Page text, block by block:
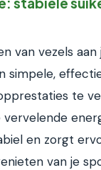
van vezels
simpele,
te
en zorgt
van je